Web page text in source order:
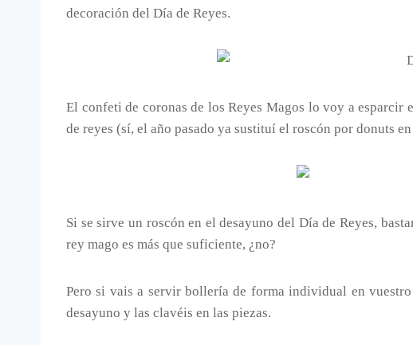
decoración del Día de Reyes.
El confeti de coronas de los Reyes Magos lo voy a esparcir
de reyes (sí, el año pasado ya sustituí el roscón por donuts
Si se sirve un roscón en el desayuno del Día de Reyes,
rey mago es más que suficiente, ¿no?
Pero si vais a servir bollería de forma individual en vuestro
desayuno y las clavéis en las piezas.